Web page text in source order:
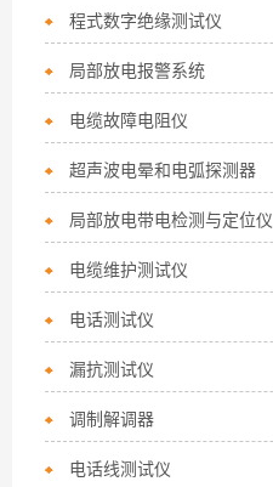
程式数字绝缘测试仪
局部放电报警系统
电缆故障电阻仪
超声波电晕和电弧探测器
局部放电带电检测与定位仪
电缆维护测试仪
电话测试仪
漏抗测试仪
调制解调器
电话线测试仪